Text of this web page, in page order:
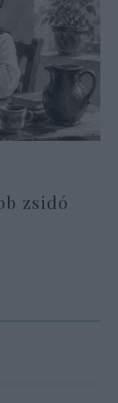
zsidó